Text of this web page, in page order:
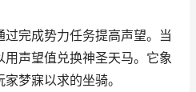
完成势力任务提高声望。当
声望值兑换神圣天马。它象
梦寐以求的坐骑。